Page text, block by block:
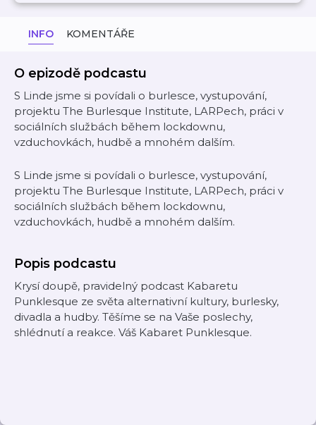
INFO KOMENTÁŘE
O epizodě podcastu
S Linde jsme si povídali o burlesce, vystupování,
projektu The Burlesque Institute, LARPech, práci v
sociálních službách během lockdownu,
vzduchovkách, hudbě a mnohém dalším.
S Linde jsme si povídali o burlesce, vystupování,
projektu The Burlesque Institute, LARPech, práci v
sociálních službách během lockdownu,
vzduchovkách, hudbě a mnohém dalším.
Popis podcastu
Krysí doupě, pravidelný podcast Kabaretu
Punklesque ze světa alternativní kultury, burlesky,
divadla a hudby. Těšíme se na Vaše poslechy,
shlédnutí a reakce. Váš Kabaret Punklesque.